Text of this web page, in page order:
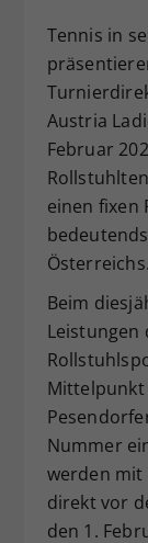
Tennis in
Austria
Februar
einen fixen
Österreichs.
Beim
Mittelpunkt
Nummer
werden
direkt vor
den 1.
Zweck